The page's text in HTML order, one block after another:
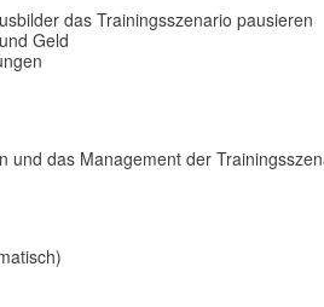
das Trainingsszenario pausieren
Geld
und das Management der